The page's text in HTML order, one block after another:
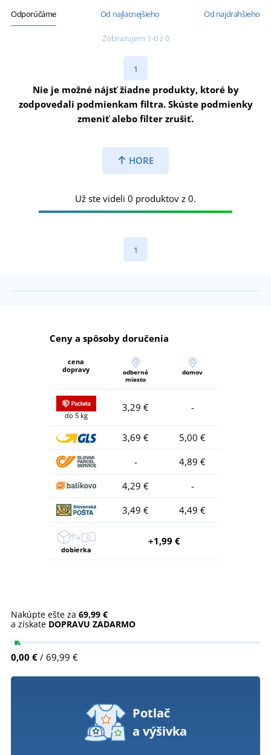
Odporúčáme Od najlacnejšieho Od najdrahšieho
Zobrazujem 1-0 z 0
1
Nie je možné nájsť žiadne produkty, ktoré by
zodpovedali podmienkam filtra. Skúste podmienky
zmeniť alebo filter zrušiť.
HORE
Už ste videli 0 produktov z 0.
1
Ceny a spôsoby doručenia
cena
dopravy
odberné
miesto
domov
do 5 kg
3,29 € -
3,69 €
5,00 €
-
4,89 €
4,29 €
-
3,49 €
4,49 €
dobierka
+1,99 €
Nakúpte ešte za 69,99 €
a získate DOPRAVU ZADARMO
0,00 € / 69,99 €
Potlač
a výšivka